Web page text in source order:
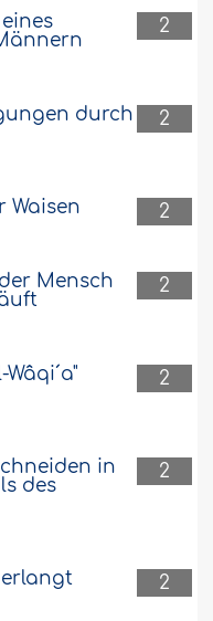
sie mir später
2
2
durch
2
Waisen
2
Mensch
2
2
in
des
2
erlangt